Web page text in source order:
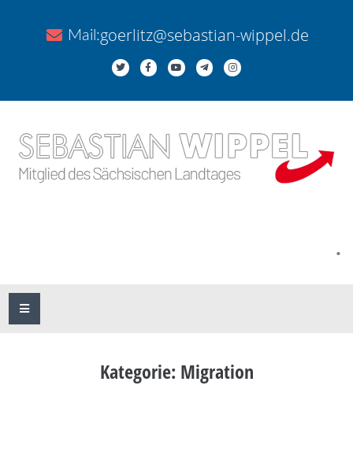
Mail:goerlitz@sebastian-wippel.de
.
Kategorie: Migration